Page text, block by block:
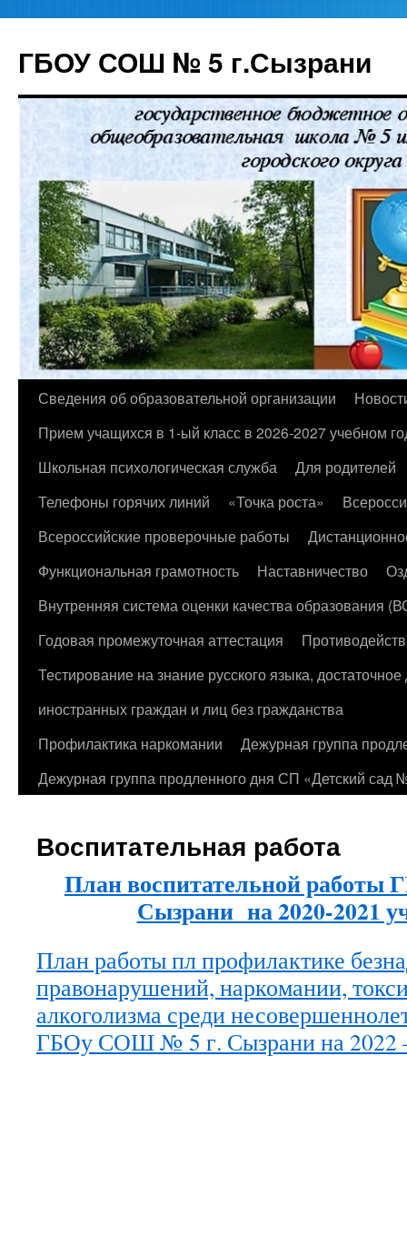
ГБОУ СОШ № 5 г.Сызрани
Перейти
содержимому
Сведения об образовательной организации
Прием учащихся в 1-ый класс в 2026-2027 учебном
Школьная психологическая служба
Для родителей
Телефоны горячих линий
«Точка роста»
Всероссийские проверочные работы
Функциональная грамотность
Наставничество
Внутренняя система оценки качества образования
Годовая промежуточная аттестация
Тестирование на знание русского языка,
иностранных граждан и лиц без гражданства
Профилактика наркомании
Дежурная группа
Дежурная группа продленного дня СП «Детский
Воспитательная работа
План воспитательной
Сызрани на 2020-2021
План работы пл профилактике
правонарушений, наркомании,
алкоголизма среди
ГБОу СОШ № 5 г. Сызрани на 2022